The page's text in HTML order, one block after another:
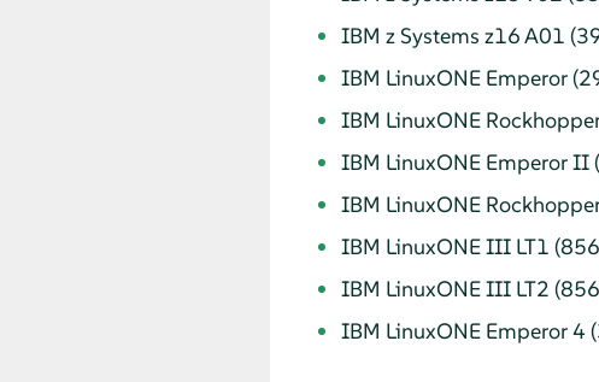
IBM z Systems z16 A01
IBM LinuxONE Emperor
IBM LinuxONE
IBM LinuxONE Emperor II
IBM LinuxONE
IBM LinuxONE III LT1
IBM LinuxONE III LT2
IBM LinuxONE Emperor 4